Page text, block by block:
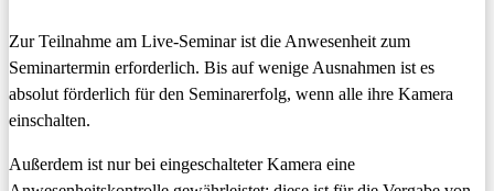
ZurTeilnahme am Live-Seminar ist die Anwesenheit zum
Seminartermin erforderlich. Bis auf wenige Ausnahmen ist es
absolut förderlich für den Seminarerfolg, wenn alle ihre Kamera
einschalten.
Außerdem ist nur bei eingeschalteter Kamera eine